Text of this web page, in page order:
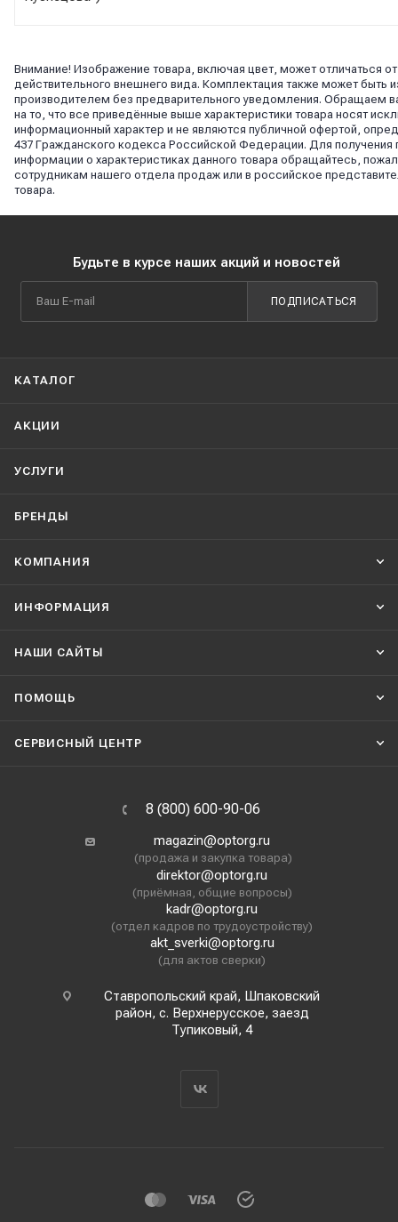
Внимание! Изображение товара, включая цвет, может отличаться от
действительного внешнего вида. Комплектация также может быть
производителем без предварительного уведомления. Обращаем
на то, что все приведённые выше характеристики товара носят
информационный характер и не являются публичной офертой,
437 Гражданского кодекса Российской Федерации. Для получения
информации о характеристиках данного товара обращайтесь,
сотрудникам нашего отдела продаж или в российское
товара.
Будьте в курсе наших акций и новостей
ПОДПИСАТЬСЯ
КАТАЛОГ
АКЦИИ
УСЛУГИ
БРЕНДЫ
КОМПАНИЯ
ИНФОРМАЦИЯ
НАШИ CАЙТЫ
ПОМОЩЬ
СЕРВИСНЫЙ ЦЕНТР
8 (800) 600-90-06
magazin@optorg.ru
(продажа и закупка товара)
direktor@optorg.ru
(приёмная, общие вопросы)
kadr@optorg.ru
(отдел кадров по трудоустройству)
akt_sverki@optorg.ru
(для актов сверки)
Ставропольский край, Шпаковский
район, с. Верхнерусское, заезд
Тупиковый, 4